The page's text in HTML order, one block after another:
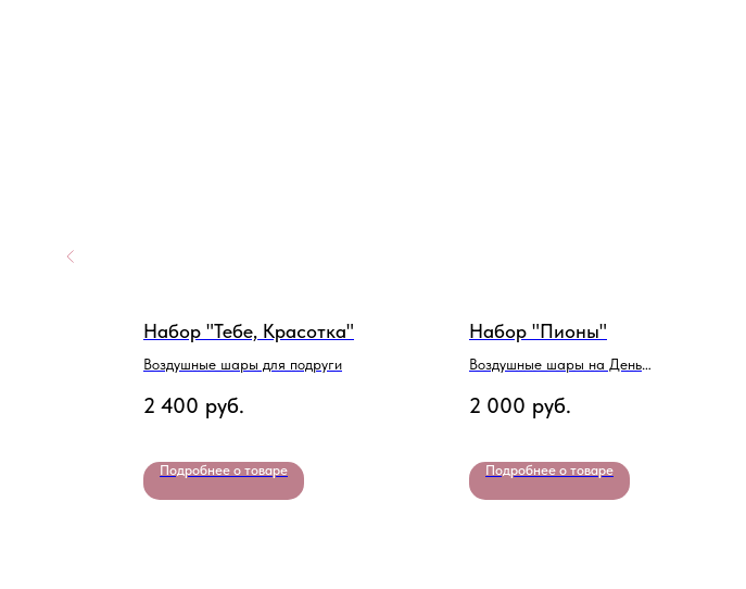
Набор "Тебе, Красотка"
Воздушные шары для подруги
2 400 руб.
Подробнее о товаре
Набор "Пионы"
Воздушные шары на День
2 000 руб.
Подробнее о товаре